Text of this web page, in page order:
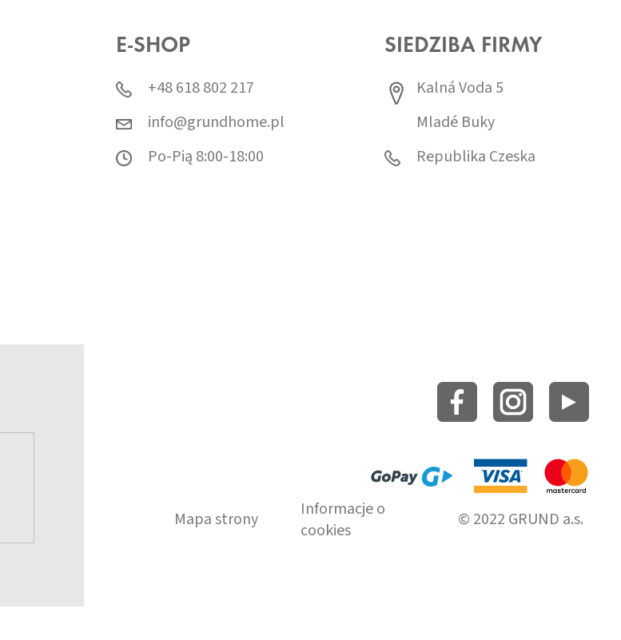
E-SHOP
+48 618 802 217
info@grundhome.pl
Po-Pią 8:00-18:00
SIEDZIBA FIRMY
Kalná Voda 5
Mladé Buky
Republika Czeska
Mapa strony
Informacje o
cookies
© 2022 GRUND a.s.